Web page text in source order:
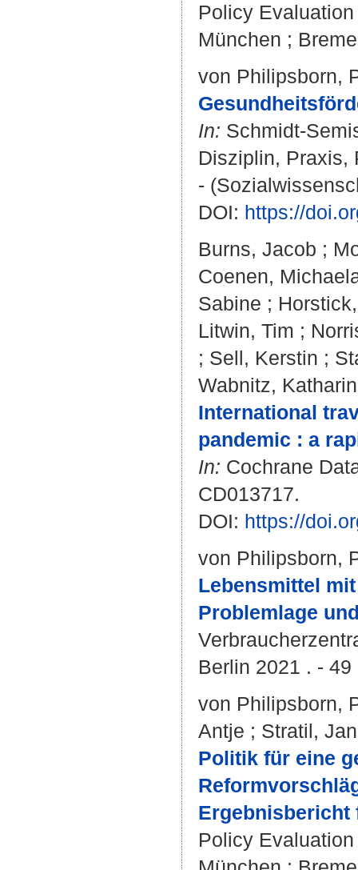
Policy
München ;
von Philipsborn,
In: Schmidt-
Disziplin, Praxis,
-
DOI: https://
Burns, Jacob ;
Coenen,
Sabine ;
Litwin, Tim ;
; Sell, Kerstin ;
Wabnitz,
International
pandemic : a
In: Cochrane
CD013717.
DOI: https://
von Philipsborn,
Lebensmittel
Problemlage
Berlin 2021 . - 49
von Philipsborn,
Antje ; Stratil, Jan
Politik für eine
Ergebnisbericht
Policy